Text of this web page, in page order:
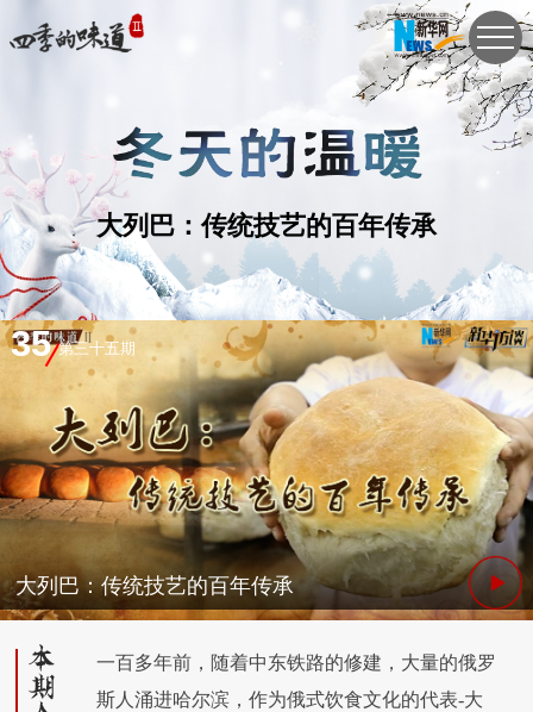
大列巴：传统技艺的百年传承
35 第三十五期
大列巴：传统技艺的百年传承
一百多年前，随着中东铁路的修建，大量的俄罗
斯人涌进哈尔滨，作为俄式饮食文化的代表-大